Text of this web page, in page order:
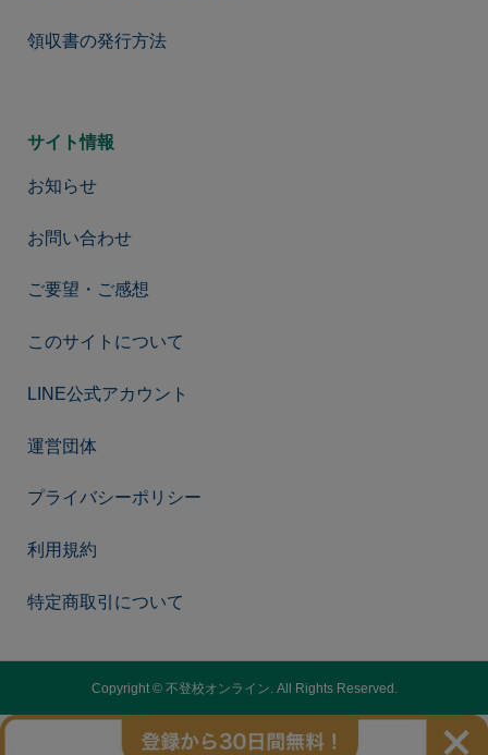
領収書の発行方法
サイト情報
お知らせ
お問い合わせ
ご要望・ご感想
このサイトについて
LINE公式アカウント
運営団体
プライバシーポリシー
利用規約
特定商取引について
Copyright ©不登校オンライン. All Rights Reserved.